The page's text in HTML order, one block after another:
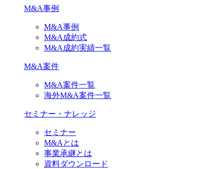
M&A事例
M&A事例
M&A成約式
M&A成約実績一覧
M&A案件
M&A案件一覧
海外M&A案件一覧
セミナー・ナレッジ
セミナー
M&Aとは
事業承継とは
資料ダウンロード